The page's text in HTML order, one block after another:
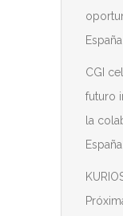
CGI
futuro
la
España.